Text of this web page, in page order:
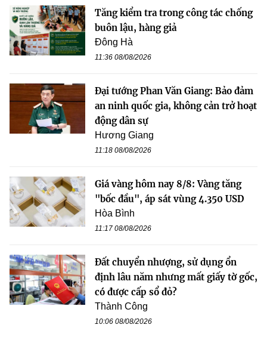
Tăng kiểm tra trong công tác chống
buôn lậu, hàng giả
Đông Hà
11:36 08/08/2026
Đại tướng Phan Văn Giang: Bảo đảm
an ninh quốc gia, không cản trở hoạt
động dân sự
Hương Giang
11:18 08/08/2026
Giá vàng hôm nay 8/8: Vàng tăng
"bốc đầu", áp sát vùng 4.350 USD
Hòa Bình
11:17 08/08/2026
Đất chuyển nhượng, sử dụng ổn
định lâu năm nhưng mất giấy tờ gốc,
có được cấp sổ đỏ?
Thành Công
10:06 08/08/2026